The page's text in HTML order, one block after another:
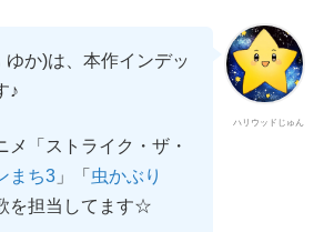
ハリウッドじゅん
ゆか)は、本作インデッ
♪
「ストライク・ザ・
まち3 」「虫かぶり
を担当してます☆